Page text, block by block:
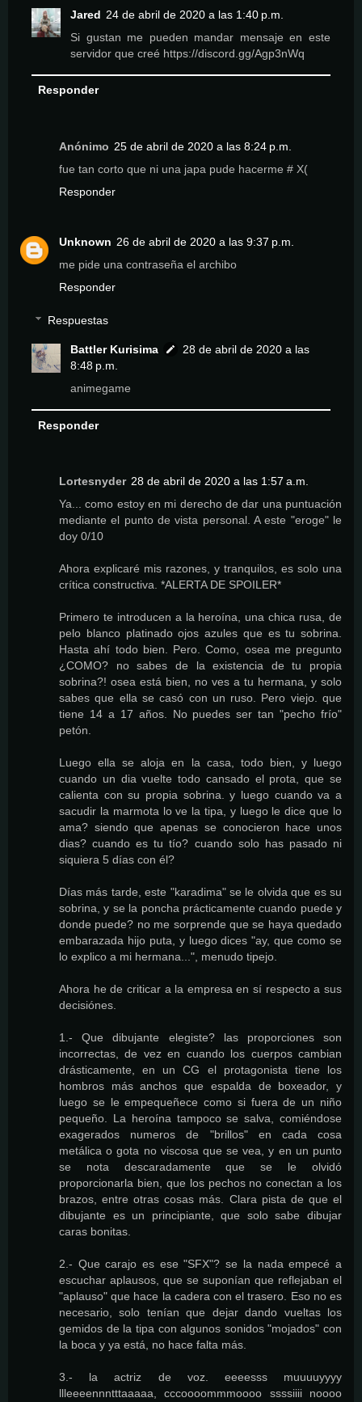
Jared 24 de abril de 2020 a las 1:40 p.m.
Si gustan me pueden mandar mensaje en este
servidor que creé https://discord.gg/Agp3nWq
Responder
Anónimo 25 de abril de 2020 a las 8:24 p.m.
fue tan corto que ni una japa pude hacerme # X(
Responder
Unknown 26 de abril de 2020 a las 9:37 p.m.
me pide una contraseña el archibo
Responder
Respuestas
Battler Kurisima
28 de abril de 2020 a las
8:48 p.m.
animegame
Responder
Lortesnyder 28 de abril de 2020 a las 1:57 a.m.
Ya... como estoy en mi derecho de dar una puntuación
mediante el punto de vista personal. A este "eroge" le
doy 0/10
Ahora explicaré mis razones, y tranquilos, es solo una
crítica constructiva. *ALERTA DE SPOILER*
Primero te introducen a la heroína, una chica rusa, de
pelo blanco platinado ojos azules que es tu sobrina.
Hasta ahí todo bien. Pero. Como, osea me pregunto
¿COMO? no sabes de la existencia de tu propia
sobrina?! osea está bien, no ves a tu hermana, y solo
sabes que ella se casó con un ruso. Pero viejo. que
tiene 14 a 17 años. No puedes ser tan "pecho frío"
petón.
Luego ella se aloja en la casa, todo bien, y luego
cuando un dia vuelte todo cansado el prota, que se
calienta con su propia sobrina. y luego cuando va a
sacudir la marmota lo ve la tipa, y luego le dice que lo
ama? siendo que apenas se conocieron hace unos
dias? cuando es tu tío? cuando solo has pasado ni
siquiera 5 días con él?
Días más tarde, este "karadima" se le olvida que es su
sobrina, y se la poncha prácticamente cuando puede y
donde puede? no me sorprende que se haya quedado
embarazada hijo puta, y luego dices "ay, que como se
lo explico a mi hermana...", menudo tipejo.
Ahora he de criticar a la empresa en sí respecto a sus
decisiónes.
1.- Que dibujante elegiste? las proporciones son
incorrectas, de vez en cuando los cuerpos cambian
drásticamente, en un CG el protagonista tiene los
hombros más anchos que espalda de boxeador, y
luego se le empequeñece como si fuera de un niño
pequeño. La heroína tampoco se salva, comiéndose
exagerados numeros de "brillos" en cada cosa
metálica o gota no viscosa que se vea, y en un punto
se nota descaradamente que se le olvidó
proporcionarla bien, que los pechos no conectan a los
brazos, entre otras cosas más. Clara pista de que el
dibujante es un principiante, que solo sabe dibujar
caras bonitas.
2.- Que carajo es ese "SFX"? se la nada empecé a
escuchar aplausos, que se suponían que reflejaban el
"aplauso" que hace la cadera con el trasero. Eso no es
necesario, solo tenían que dejar dando vueltas los
gemidos de la tipa con algunos sonidos "mojados" con
la boca y ya está, no hace falta más.
3.- la actriz de voz. eeeesss muuuuyyyy
llleeeennntttaaaaa, cccoooommmoooo ssssiiii noooo